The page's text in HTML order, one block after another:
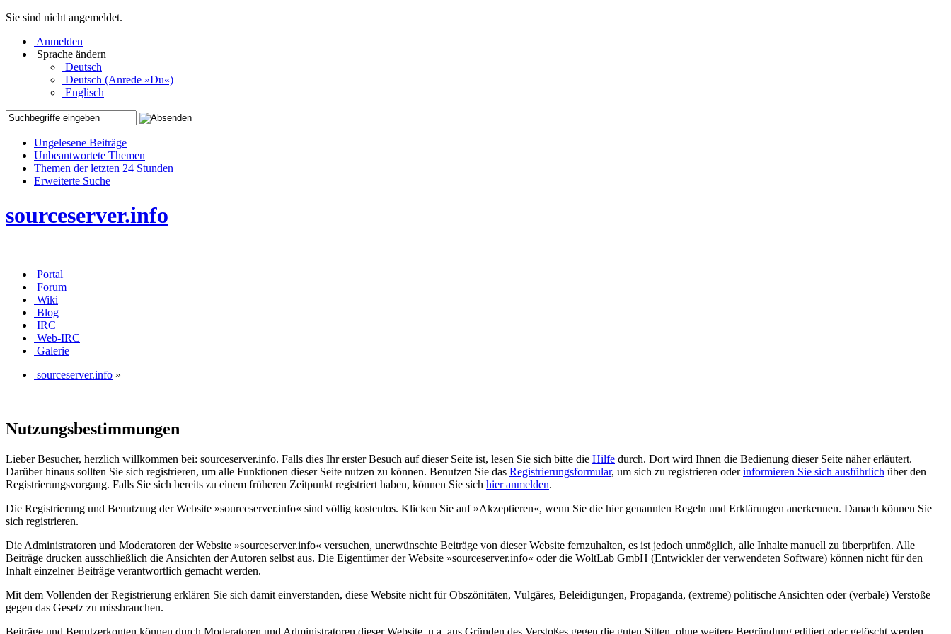
Sie sind nicht angemeldet.
Anmelden
Sprache ändern
Deutsch
Deutsch (Anrede »Du«)
Englisch
Ungelesene Beiträge
Unbeantwortete Themen
Themen der letzten 24 Stunden
Erweiterte Suche
sourceserver.info
Portal
Forum
Wiki
Blog
IRC
Web-IRC
Galerie
sourceserver.info »
Nutzungsbestimmungen
Lieber Besucher, herzlich willkommen bei: sourceserver.info. Falls dies Ihr erster Besuch auf dieser Seite ist, lesen Sie sich bitte die Hilfe durch. Dort wird Ihnen die Bedienung dieser Seite näher erläutert.
Darüber hinaus sollten Sie sich registrieren, um alle Funktionen dieser Seite nutzen zu können. Benutzen Sie das Registrierungsformular, um sich zu registrieren oderinformieren Sie sich ausführlich über den
Registrierungsvorgang. Falls Sie sich bereits zu einem früheren Zeitpunkt registriert haben, können Sie sich hier anmelden.
Die Registrierung und Benutzung der Website »sourceserver.info« sind völlig kostenlos. Klicken Sie auf »Akzeptieren«, wenn Sie die hier genannten Regeln und Erklärungen anerkennen. Danach können Sie
sich registrieren.
Die Administratoren und Moderatoren der Website »sourceserver.info« versuchen, unerwünschte Beiträge von dieser Website fernzuhalten, es ist jedoch unmöglich, alle Inhalte manuell zu überprüfen. Alle
Beiträge drücken ausschließlich die Ansichten der Autoren selbst aus. Die Eigentümer der Website »sourceserver.info« oder die WoltLab GmbH (Entwickler der verwendeten Software) können nicht für den
Inhalt einzelner Beiträge verantwortlich gemacht werden.
Mit dem Vollenden der Registrierung erklären Sie sich damit einverstanden, diese Website nicht für Obszönitäten, Vulgäres, Beleidigungen, Propaganda, (extreme) politische Ansichten oder (verbale) Verstöße
gegen das Gesetz zu missbrauchen.
Beiträge und Benutzerkonten können durch Moderatoren und Administratoren dieser Website, u.a. aus Gründen des Verstoßes gegen die guten Sitten, ohne weitere Begründung editiert oder gelöscht werden.